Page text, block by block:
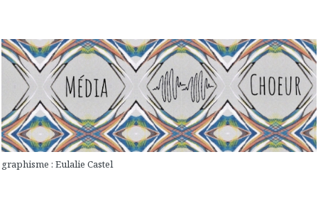
graphisme : Eulalie Castel